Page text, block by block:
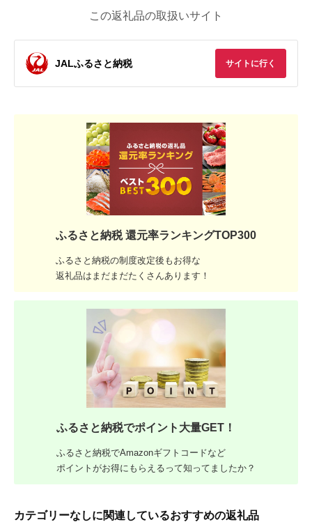
この返礼品の取扱いサイト
JALふるさと納税 サイトに行く
ふるさと納税 還元率ランキングTOP300
ふるさと納税の制度改定後もお得な
返礼品はまだまだたくさんあります！
ふるさと納税でポイント大量GET！
ふるさと納税でAmazonギフトコードなど
ポイントがお得にもらえるって知ってましたか？
カテゴリーなしに関連しているおすすめの返礼品